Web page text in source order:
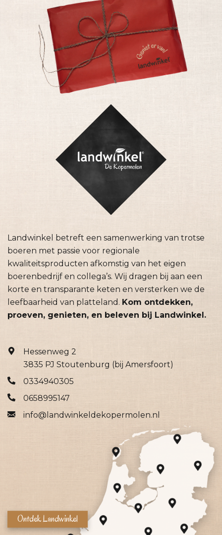
Landwinkel betreft een samenwerking van trotse
boeren met passie voor regionale
kwaliteitsproducten afkomstig van het eigen
boerenbedrijf en collega’s. Wij dragen bij aan een
korte en transparante keten en versterken we de
leefbaarheid van platteland. Kom ontdekken,
proeven, genieten, en beleven bij Landwinkel.
Hessenweg 2
3835 PJ Stoutenburg (bij Amersfoort)
0334940305
0658995147
info@landwinkeldekopermolen.nl
Ontdek Landwinkel